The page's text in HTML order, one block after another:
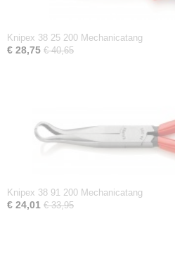
Knipex 38 25 200 Mechanicatang
€ 28,75 € 40,65
Knipex 38 91 200 Mechanicatang
€ 24,01 € 33,95